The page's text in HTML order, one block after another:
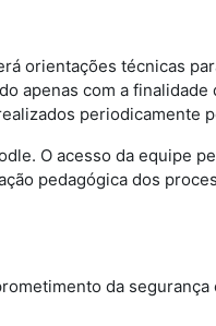
orientações técnicas
apenas com a
periodicamente
O acesso da equipe
pedagógica dos
da segurança